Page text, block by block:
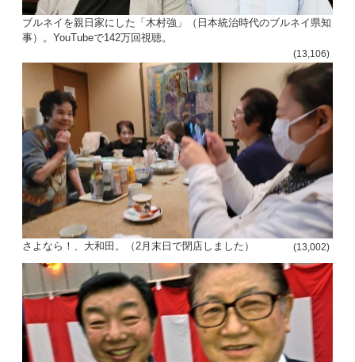
ブルネイを親日家にした「木村強」（日本統治時代のブルネイ県知
事）。YouTubeで142万回視聴。
(13,106)
さよなら！、大和田。（2月末日で閉店しました） (13,002)